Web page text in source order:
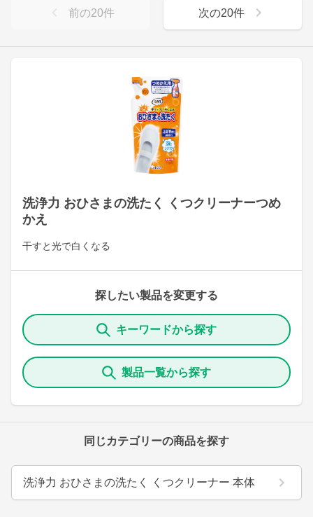
洗浄力 おひさまの洗たく くつクリーナーつめ
かえ
干すと光で白くなる
探したい製品を変更する
キーワードから探す
製品一覧から探す
同じカテゴリーの商品を探す
洗浄力 おひさまの洗たく くつクリーナー 本体
前の20件 次の20件